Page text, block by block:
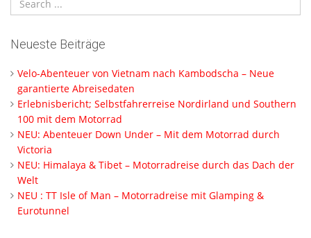
Neueste Beiträge
Velo-Abenteuer von Vietnam nach Kambodscha – Neue
garantierte Abreisedaten
Erlebnisbericht; Selbstfahrerreise Nordirland und Southern
100 mit dem Motorrad
NEU: Abenteuer Down Under – Mit dem Motorrad durch
Victoria
NEU: Himalaya & Tibet – Motorradreise durch das Dach der
Welt
NEU : TT Isle of Man – Motorradreise mit Glamping &
Eurotunnel